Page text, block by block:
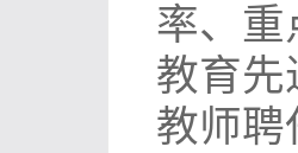
率、重
教育先
教师聘